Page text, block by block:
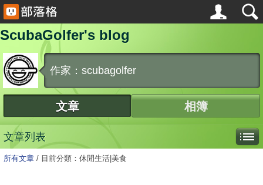
ScubaGolfer's blog
作家：scubagolfer
文章 相簿
文章列表
所有文章 / 目前分類：休閒生活|美食